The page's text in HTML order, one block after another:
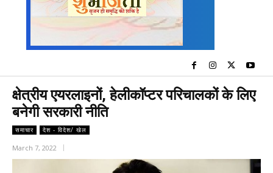
क्षेत्रीय एयरलाइनों, हेलीकॉप्टर परिचालकों के लिए
बनेगी सरकारी नीति
समाचार देश - विदेश/ खेल
March 7, 2022